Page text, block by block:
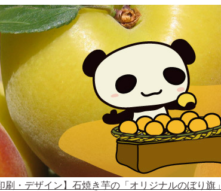
刷・デザイン】石焼き芋の「オリジナルのぼり旗」